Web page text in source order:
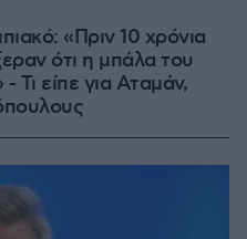
«Πριν 10 χρόνια
ότι η μπάλα του
Τι είπε για Αταμάν,